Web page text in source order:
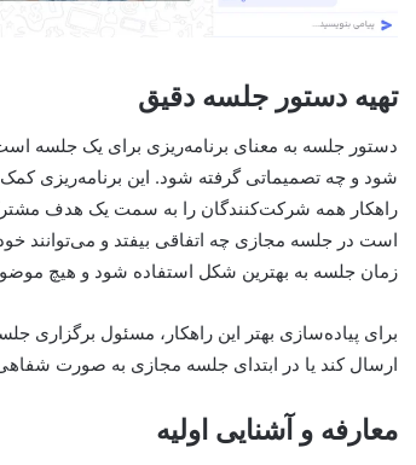
تهیه دستور جلسه دقیق
دستور جلسه به معنای برنامه‌ریزی برای یک جلسه
شود و چه تصمیماتی گرفته شود. این برنامه‌ریزی
راهکار همه شرکت‌کنندگان را به سمت یک هدف
است در جلسه مجازی چه اتفاقی بیفتد و می‌توانند
زمان جلسه به بهترین شکل استفاده شود و هیچ
برای پیاده‌سازی بهتر این راهکار، مسئول برگزاری
ارسال کند یا در ابتدای جلسه مجازی به صورت شفاهی
معارفه و آشنایی اولیه